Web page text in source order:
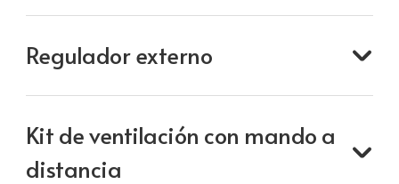
Regulador externo
Kit de ventilación con mando a
distancia